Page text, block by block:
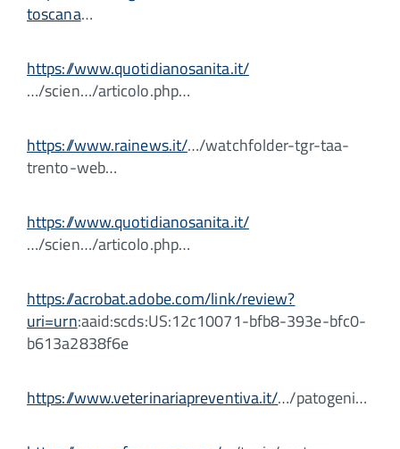
toscana…
https://www.quotidianosanita.it/
…/scien…/articolo.php…
https://www.rainews.it/…/watchfolder-tgr-taa-
trento-web…
https://www.quotidianosanita.it/
…/scien…/articolo.php…
https://acrobat.adobe.com/link/review?
uri=urn:aaid:scds:US:12c10071-bfb8-393e-bfc0-
b613a2838f6e
https://www.veterinariapreventiva.it/…/patogeni…